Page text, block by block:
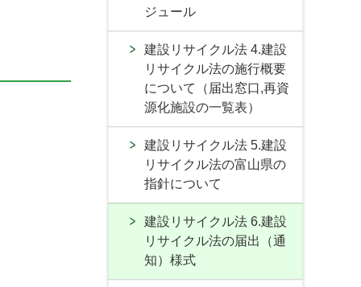
ジュール
建設リサイクル法 4.建設
リサイクル法の施行概要
について（届出窓口,再資
源化施設の一覧表）
建設リサイクル法 5.建設
リサイクル法の富山県の
指針について
建設リサイクル法 6.建設
リサイクル法の届出（通
知）様式